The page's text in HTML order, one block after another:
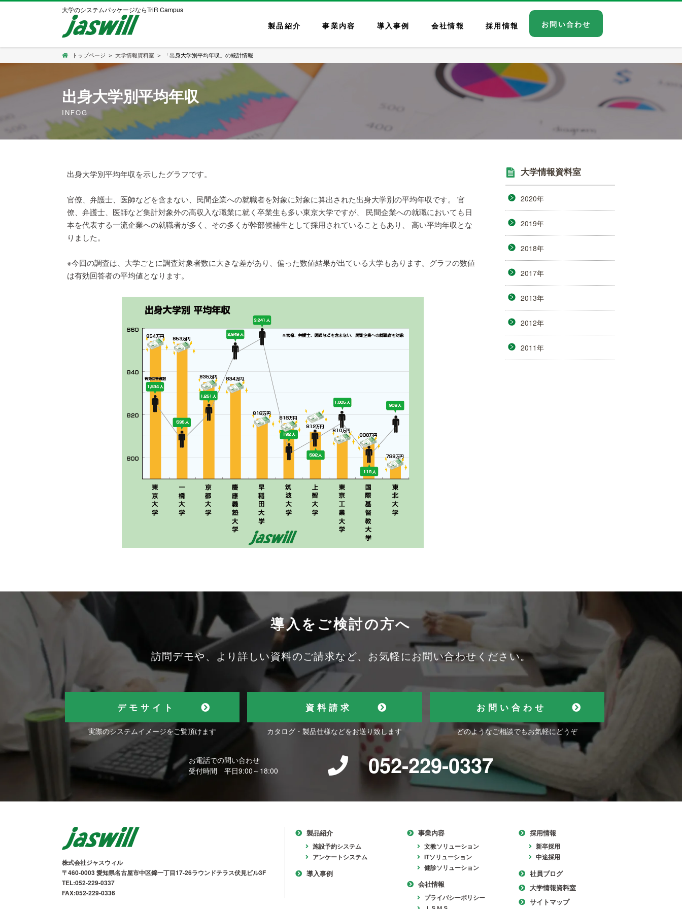
大学のシステムパッケージならTriR Campus
製品紹介 事業内容 導入事例 会社情報 採用情報 お問い合わせ
トップページ ＞ 大学情報資料室 ＞ 「出身大学別平均年収」の統計情報
出身大学別平均年収
INFOG
出身大学別平均年収を示したグラフです。
官僚、弁護士、医師などを含まない、民間企業への就職者を対象に対象に算出された出身大学別の平均年収です。 官
僚、弁護士、医師など集計対象外の高収入な職業に就く卒業生も多い東京大学ですが、 民間企業への就職においても日
本を代表する一流企業への就職者が多く、その多くが幹部候補生として採用されていることもあり、 高い平均年収とな
りました。
※今回の調査は、大学ごとに調査対象者数に大きな差があり、偏った数値結果が出ている大学もあります。グラフの数値
は有効回答者の平均値となります。
大学情報資料室
2020年
2019年
2018年
2017年
2013年
2012年
2011年
導入をご検討の方へ
訪問デモや、より詳しい資料のご請求など、お気軽にお問い合わせください。
デモサイト
実際のシステムイメージをご覧頂けます
資料請求
カタログ・製品仕様などをお送り致します
お問い合わせ
どのようなご相談でもお気軽にどうぞ
お電話での問い合わせ
受付時間 平日9:00～18:00
052-229-0337
株式会社ジャスウィル
〒460-0003 愛知県名古屋市中区錦一丁目17-26ラウンドテラス伏見ビル3F
TEL:052-229-0337
FAX:052-229-0336
製品紹介
施設予約システム
アンケートシステム
導入事例
事業内容
文教ソリューション
ITソリューション
健診ソリューション
会社情報
プライバシーポリシー
採用情報
新卒採用
中途採用
社員ブログ
大学情報資料室
サイトマップ